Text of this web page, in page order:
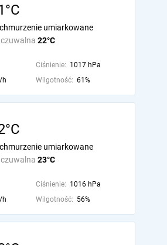
22°C
umiarkowane
Ciśnienie: 1017 hPa
h Wilgotność: 61%
23°C
umiarkowane
Ciśnienie: 1016 hPa
h Wilgotność: 56%